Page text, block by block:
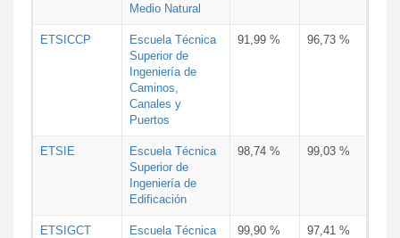
Medio Natural
ETSICCP
Escuela Técnica
Superior de
Ingeniería de
Caminos,
Canales y
Puertos
91,99 % 96,73 %
ETSIE
Escuela Técnica
Superior de
Ingeniería de
Edificación
98,74 % 99,03 %
ETSIGCT
Escuela Técnica
99,90 % 97,41 %